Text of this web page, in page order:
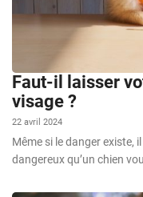
Faut-il laisser
visage ?
22 avril 2024
Même si le danger existe,
dangereux qu’un chien